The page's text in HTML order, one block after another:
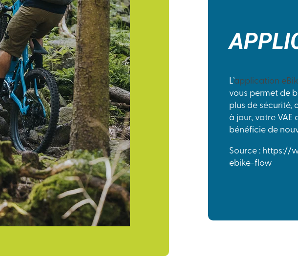
L’application
vous permet de
plus de sécurité,
à jour, votre
bénéficie de
Source :
ebike-flow